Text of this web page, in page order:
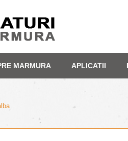
MARMURA APLICATII